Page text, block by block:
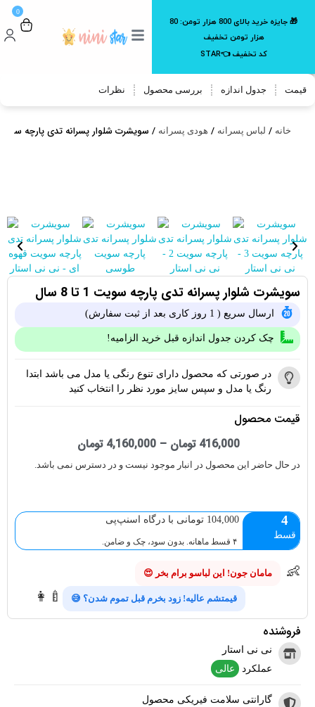
🎁 جایزه خرید بالای 800 هزار تومن:
80
هزار تومن تخفیف
کد تخفیف 👈STAR
0
قیمت جدول اندازه بررسی محصول نظرات
خانه / لباس پسرانه / هودی پسرانه / سویشرت شلوار پسرانه تدی پارچه سویت 1 تا 8
فروشنده
نی نی استار
عملکرد
عالی
گارانتی سلامت فیریکی محصول
سویشرت شلوار پسرانه تدی پارچه سویت 1 تا 8 سال
ارسال سریع ( 1 روز کاری بعد از ثبت سفارش)
چک کردن جدول اندازه قبل خرید الزامیه!
در صورتی که محصول دارای تنوع رنگی یا مدل می باشد ابتدا
رنگ یا مدل و سپس سایز مورد نظر را انتخاب کنید
قیمت محصول
416,000 تومان –
4,160,000 تومان
در حال حاضر این محصول در انبار موجود نیست و در دسترس نمی باشد.
4
قسط
104,000 تومانی با درگاه اسنپ‌پی
۴ قسط ماهانه. بدون سود، چک و ضامن.
👶 مامان جون! این لباسو برام بخر 😍
👩‍🍼 قیمتشم عالیه! زود بخرم قبل تموم شدن؟ 😅